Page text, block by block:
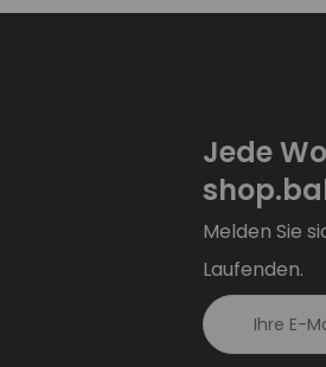
Jede
Melden Sie
Laufenden.